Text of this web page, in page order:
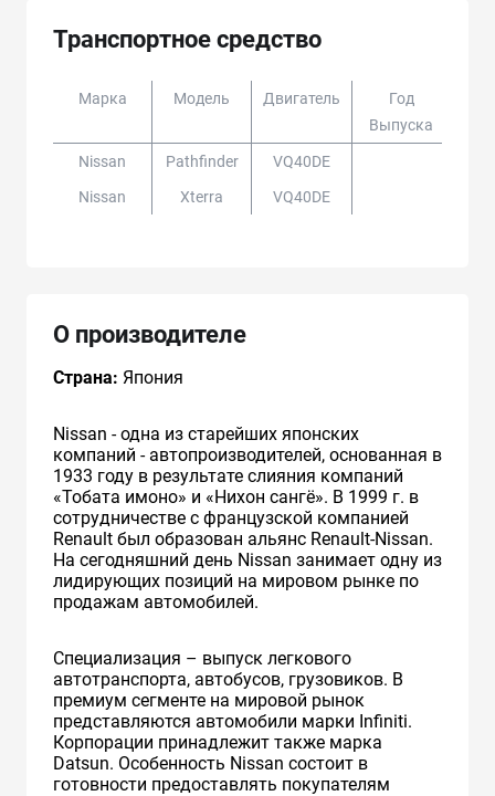
Транспортное средство
Марка Модель Двигатель
Год
Выпуска
Nissan Pathfinder
VQ40DE
Nissan
Xterra VQ40DE
О производителе
Страна: Япония
Nissan - одна из старейших японских
компаний - автопроизводителей, основанная в
1933 году в результате слияния компаний
«Тобата имоно» и «Нихон сангё». В 1999 г. в
сотрудничестве с французcкой компанией
Renault был образован альянс Renault-Nissan.
На сегодняшний день Nissan занимает одну из
лидирующих позиций на мировом рынке по
продажам автомобилей.
Специализация – выпуск легкового
автотранспорта, автобусов, грузовиков. В
премиум сегменте на мировой рынок
представляются автомобили марки Infiniti.
Корпорации принадлежит также марка
Datsun. Особенность Nissan состоит в
готовности предоставлять покупателям